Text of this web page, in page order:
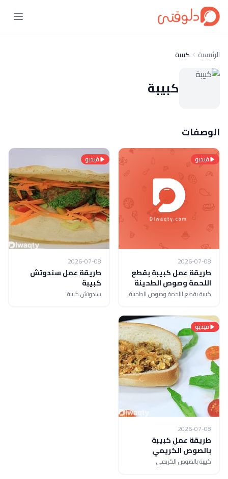
الرئيسية كبيبة
كبيبة
الوصفات
فيديو
2026-07-08
طريقة عمل كبيبة بقطع
اللحمة وصوص الطحينة
كبيبة بقطع اللحمة وصوص الطحينة
فيديو
2026-07-08
طريقة عمل سندوتش
كبيبة
سندوتش كبيبة
فيديو
2026-07-08
طريقة عمل كبيبة
بالصوص الكريمي
كبيبة بالصوص الكريمي